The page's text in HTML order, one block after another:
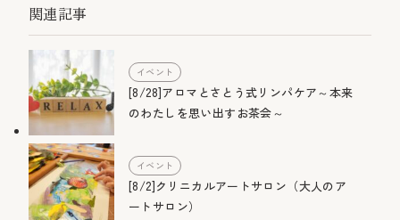
関連記事
イベント
[8/28]アロマとさとう式リンパケア～本来
のわたしを思い出すお茶会～
イベント
[8/2]クリニカルアートサロン（大人のア
ートサロン）